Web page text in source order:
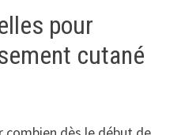
pour
cutané